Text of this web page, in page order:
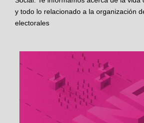
y todo lo relacionado a la organización
electorales